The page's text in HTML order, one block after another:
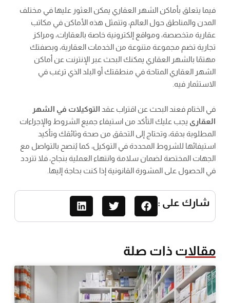
فيما يتعلق بأماكن الشهر العقاري يمكن العثور عليها في مختلف
المدن والمناطق حول العالم، وتتمثل هذه الأماكن في مكاتب
عقارية متخصصة، ومواقع إلكترونية خاصة بالعقارات، ومراكز
تجارية تضم مجموعة متنوعة من الخدمات العقارية، وبصفتك
مهتمًا بالشهر العقاري يمكنك البحث عبر الإنترنت عن أماكن
الشهر العقاري المتاحة في منطقتك أو البلد الذي ترغب في
الاستثمار فيه.
في الختام فعند البحث عن اقتراب عقد
التوكيلات في الشهر
العقارى يجب عليك التأكد من استيفاء جميع الشروط والإجراءات
المطلوبة بدقة، وتحتاج إلى التحقق من صحة وثائقك وتأكيد
استيفائها للشروط المحددة في التوكيل، كما يُنصح بالتواصل مع
الجهات المختصة لضمان سلامة وانتهاء العملية بنجاح، فلا تتردد
في الحصول على المشورة القانونية إذا كنت بحاجة إليها.
شارك على :
مقالات ذات صلة